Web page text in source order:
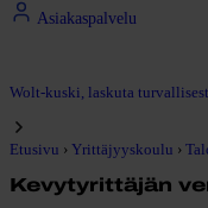
Asiakaspalvelu
Wolt-kuski, laskuta
Etusivu › Yrittäjyyskoulu ›
Kevytyrittäjän